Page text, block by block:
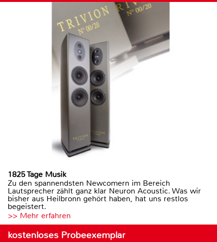
1825 Tage Musik
Zu den spannendsten Newcomern im Bereich
Lautsprecher zählt ganz klar Neuron Acoustic. Was wir
bisher aus Heilbronn gehört haben, hat uns restlos
begeistert.
>> Mehr erfahren
kostenloses Probeexemplar